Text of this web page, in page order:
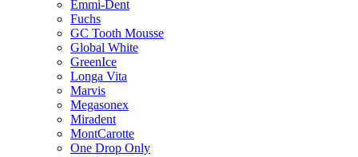
Emmi-Dent
Fuchs
GC Tooth Mousse
Global White
GreenIce
Longa Vita
Marvis
Megasonex
Miradent
MontCarotte
One Drop Only